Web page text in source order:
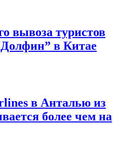
вывоза туристов
в Китае
в Анталью из
более чем на